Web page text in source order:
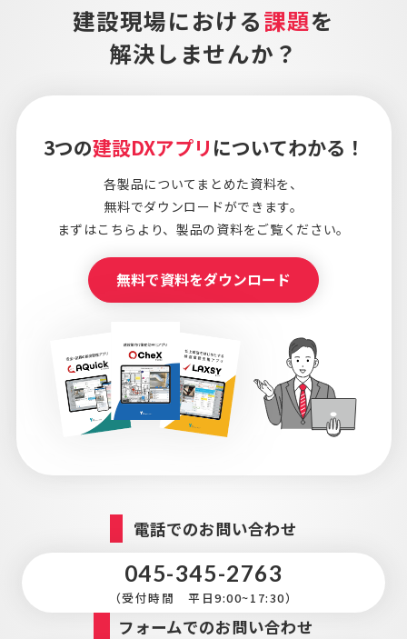
建設現場における課題を
解決しませんか？
3つの建設DXアプリ についてわかる！
各製品についてまとめた資料を、
無料でダウンロードができます。
まずはこちらより、製品の資料をご覧ください。
無料で資料をダウンロード
電話でのお問い合わせ
045-345-2763
（受付時間 平日9:00~17:30）
フォームでのお問い合わせ